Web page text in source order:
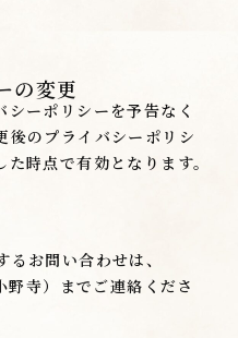
の変更
ーポリシーを予告なく
後のプライバシーポリシ
時点で有効となります。
お問い合わせは、
）までご連絡くださ